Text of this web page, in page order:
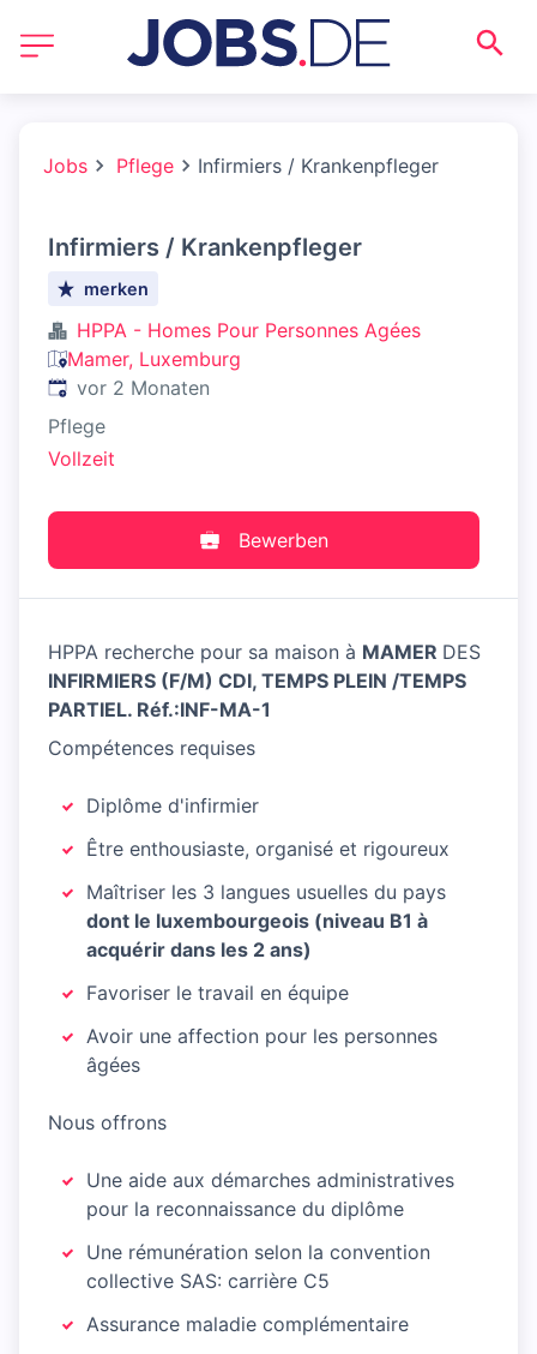
Jobs Pflege Infirmiers / Krankenpfleger
Infirmiers / Krankenpfleger
merken
HPPA - Homes Pour Personnes Agées
Mamer, Luxemburg
Veröffentlicht:
vor 2 Monaten
Pflege
Vollzeit
Bewerben
HPPA recherche pour sa maison à MAMER DES
INFIRMIERS (F/M) CDI, TEMPS PLEIN /TEMPS
PARTIEL. Réf.:INF-MA-1
Compétences requises
Diplôme d'infirmier
Être enthousiaste, organisé et rigoureux
Maîtriser les 3 langues usuelles du pays
dont le luxembourgeois (niveau B1 à
acquérir dans les 2 ans)
Favoriser le travail en équipe
Avoir une affection pour les personnes
âgées
Nous offrons
Une aide aux démarches administratives
pour la reconnaissance du diplôme
Une rémunération selon la convention
collective SAS: carrière C5
Assurance maladie complémentaire